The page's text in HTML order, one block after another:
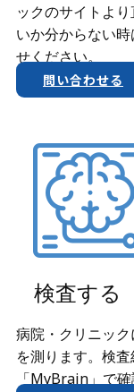
ックのサイトよ
いか分からない
せください。
問い合わせる
検査する
病院・クリニッ
を測ります。検
「MyBrain」で確